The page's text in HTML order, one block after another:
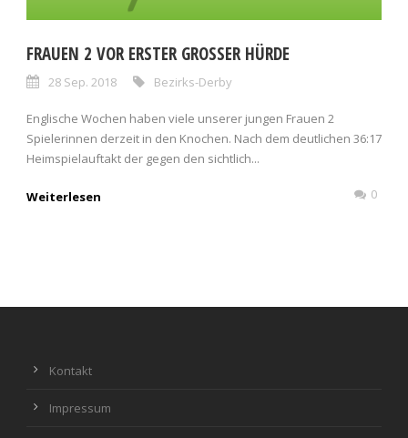
FRAUEN 2 VOR ERSTER GROSSER HÜRDE
28 Sep. 2018 Bezirks-Derby
Englische Wochen haben viele unserer jungen Frauen 2
Spielerinnen derzeit in den Knochen. Nach dem deutlichen 36:17
Heimspielauftakt der gegen den sichtlich...
Weiterlesen 0
Kontakt
Impressum